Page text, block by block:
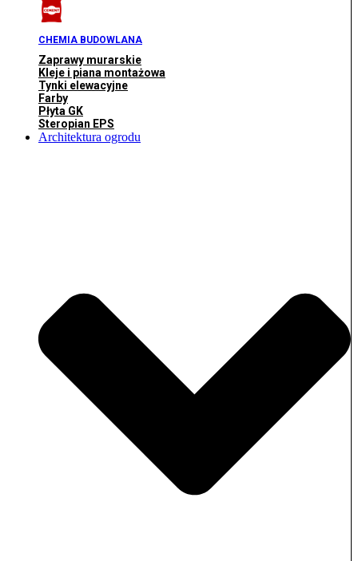
CHEMIA BUDOWLANA
Zaprawy murarskie
Kleje i piana montażowa
Tynki elewacyjne
Farby
Płyta GK
Steropian EPS
Architektura ogrodu